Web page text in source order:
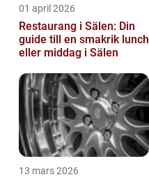
01 april 2026
Restaurang i Sälen: Din
guide till en smakrik lunch
eller middag i Sälen
13 mars 2026